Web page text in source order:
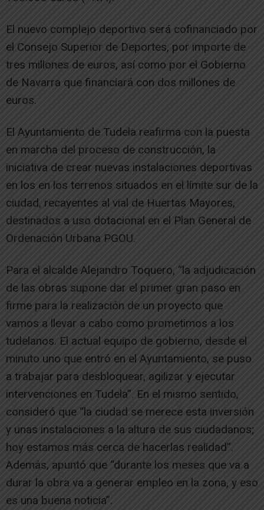
El nuevo complejo deportivo será cofinanciado por
el Consejo Superior de Deportes, por importe de
tres millones de euros, así como por el Gobierno
de Navarra que financiará con dos millones de
euros.
El Ayuntamiento de Tudela reafirma con la puesta
en marcha del proceso de construcción, la
iniciativa de crear nuevas instalaciones deportivas
en los en los terrenos situados en el límite sur de la
ciudad, recayentes al vial de Huertas Mayores,
destinados a uso dotacional en el Plan General de
Ordenación Urbana PGOU.
Para el alcalde Alejandro Toquero, “la adjudicación
de las obras supone dar el primer gran paso en
firme para la realización de un proyecto que
vamos a llevar a cabo como prometimos a los
tudelanos. El actual equipo de gobierno, desde el
minuto uno que entró en el Ayuntamiento, se puso
a trabajar para desbloquear, agilizar y ejecutar
intervenciones en Tudela”. En el mismo sentido,
consideró que “la ciudad se merece esta inversión
y unas instalaciones a la altura de sus ciudadanos;
hoy estamos más cerca de hacerlas realidad”.
Además, apuntó que “durante los meses que va a
durar la obra va a generar empleo en la zona, y eso
es una buena noticia”.